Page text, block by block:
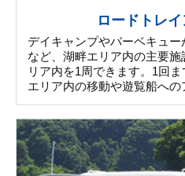
ロードトレ
デイキャンプやバーベキュ
など、湖畔エリア内の主要
リア内を1周できます。1回ま
エリア内の移動や遊覧船への